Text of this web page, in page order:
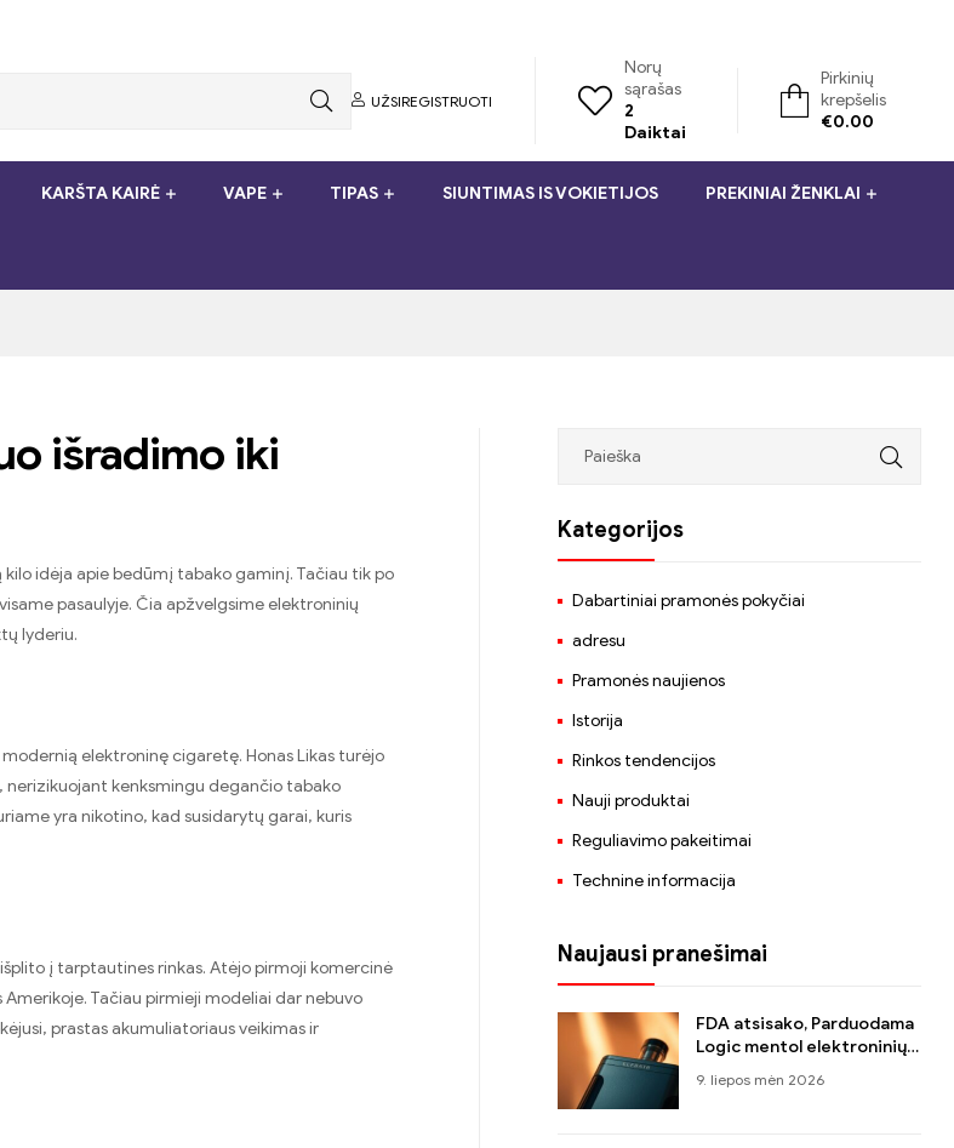
UŽSIREGISTRUOTI
Norų
sąrašas
2
Daiktai
Pirkinių
krepšelis
€0.00
KARŠTA KAIRĖ VAPE TIPAS SIUNTIMAS IS VOKIETIJOS PREKINIAI ŽENKLAI
išradimo iki
idėja apie bedūmį tabako gaminį. Tačiau tik po
pasaulyje. Čia apžvelgsime elektroninių
lyderiu.
elektroninę cigaretę. Honas Likas turėjo
kenksmingu degančio tabako
yra nikotino, kad susidarytų garai, kuris
į tarptautines rinkas. Atėjo pirmoji komercinė
Tačiau pirmieji modeliai dar nebuvo
prastas akumuliatoriaus veikimas ir
Kategorijos
Dabartiniai pramonės pokyčiai
adresu
Pramonės naujienos
Istorija
Rinkos tendencijos
Nauji produktai
Reguliavimo pakeitimai
Technine informacija
Naujausi pranešimai
FDA atsisako, Parduodama
Logic mentol elektroninių
cigarečių gaminiai, po to,
kai ji atrado, kad jie
9. liepos mėn 2026